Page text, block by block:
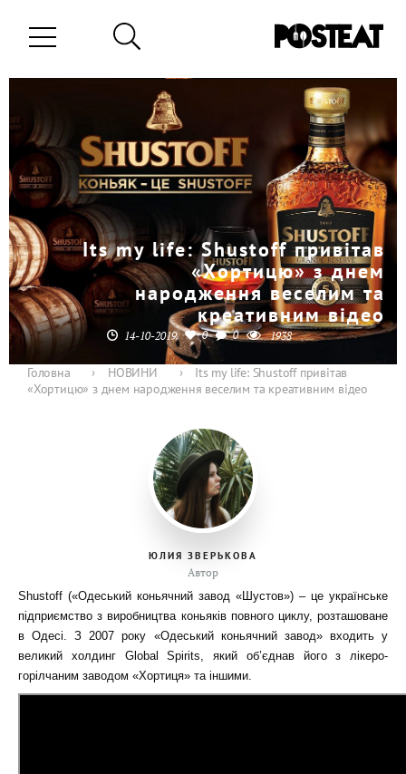
Its my life: Shustoff привітав
«Хортицю» з днем
народження веселим та
креативним відео
14-10-2019 0 0 1938
Головна › НОВИНИ ›
Its my life: Shustoff привітав
«Хортицю» з днем народження веселим та креативним відео
ЮЛИЯ ЗВЕРЬКОВА
Автор
Shustoff («Одеський коньячний завод «Шустов») – це українське
підприємство з виробництва коньяків повного циклу, розташоване
в Одесі. З 2007 року «Одеський коньячний завод» входить у
великий холдинг Global Spirits, який об’єднав його з лікеро-
горілчаним заводом «Хортиця» та іншими.